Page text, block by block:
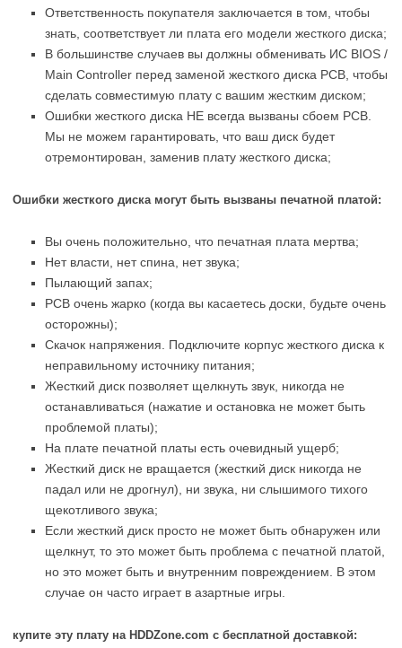
Ответственность покупателя заключается в том, чтобы
знать, соответствует ли плата его модели жесткого диска;
В большинстве случаев вы должны обменивать ИС BIOS /
Main Controller перед заменой жесткого диска PCB, чтобы
сделать совместимую плату с вашим жестким диском;
Ошибки жесткого диска НЕ всегда вызваны сбоем PCB.
Мы не можем гарантировать, что ваш диск будет
отремонтирован, заменив плату жесткого диска;
Ошибки жесткого диска могут быть вызваны печатной платой:
Вы очень положительно, что печатная плата мертва;
Нет власти, нет спина, нет звука;
Пылающий запах;
PCB очень жарко (когда вы касаетесь доски, будьте очень
осторожны);
Скачок напряжения. Подключите корпус жесткого диска к
неправильному источнику питания;
Жесткий диск позволяет щелкнуть звук, никогда не
останавливаться (нажатие и остановка не может быть
проблемой платы);
На плате печатной платы есть очевидный ущерб;
Жесткий диск не вращается (жесткий диск никогда не
падал или не дрогнул), ни звука, ни слышимого тихого
щекотливого звука;
Если жесткий диск просто не может быть обнаружен или
щелкнут, то это может быть проблема с печатной платой,
но это может быть и внутренним повреждением. В этом
случае он часто играет в азартные игры.
купите эту плату на HDDZone.com с бесплатной доставкой: